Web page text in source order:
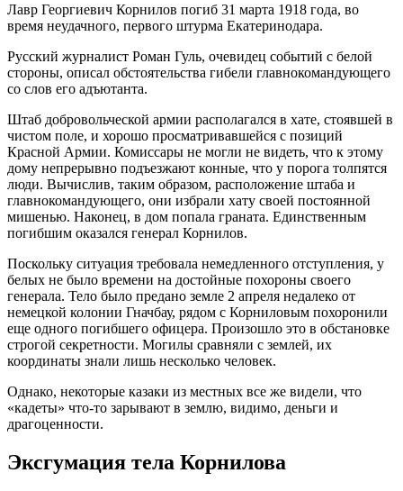
Лавр Георгиевич Корнилов погиб 31 марта 1918 года, во
время неудачного, первого штурма Екатеринодара.
Русский журналист Роман Гуль, очевидец событий с белой
стороны, описал обстоятельства гибели главнокомандующего
со слов его адъютанта.
Штаб добровольческой армии располагался в хате, стоявшей в
чистом поле, и хорошо просматривавшейся с позиций
Красной Армии. Комиссары не могли не видеть, что к этому
дому непрерывно подъезжают конные, что у порога толпятся
люди. Вычислив, таким образом, расположение штаба и
главнокомандующего, они избрали хату своей постоянной
мишенью. Наконец, в дом попала граната. Единственным
погибшим оказался генерал Корнилов.
Поскольку ситуация требовала немедленного отступления, у
белых не было времени на достойные похороны своего
генерала. Тело было предано земле 2 апреля недалеко от
немецкой колонии Гначбау, рядом с Корниловым похоронили
еще одного погибшего офицера. Произошло это в обстановке
строгой секретности. Могилы сравняли с землей, их
координаты знали лишь несколько человек.
Однако, некоторые казаки из местных все же видели, что
«кадеты» что-то зарывают в землю, видимо, деньги и
драгоценности.
Эксгумация тела Корнилова